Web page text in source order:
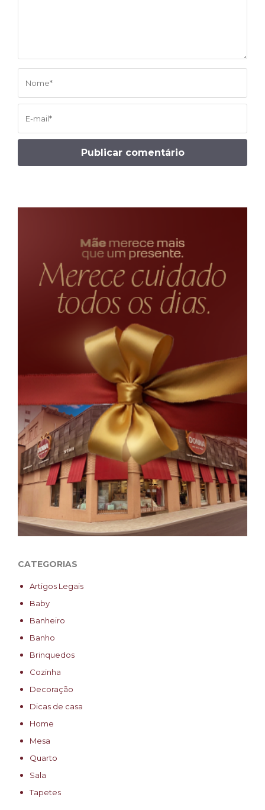
CATEGORIAS
Artigos Legais
Baby
Banheiro
Banho
Brinquedos
Cozinha
Decoração
Dicas de casa
Home
Mesa
Quarto
Sala
Tapetes